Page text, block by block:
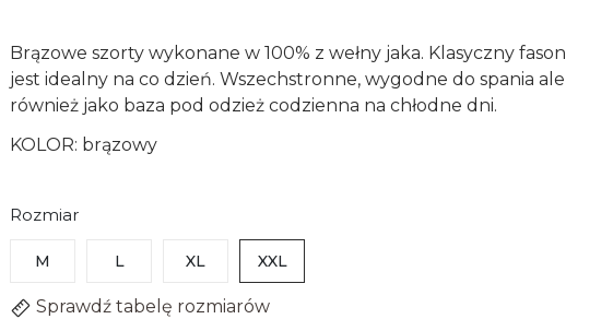
Brązowe szorty wykonane w 100% z wełny jaka. Klasyczny fason
jest idealny na co dzień. Wszechstronne, wygodne do spania ale
również jako baza pod odzież codzienna na chłodne dni.
KOLOR: brązowy
Rozmiar
M L XL XXL
Sprawdź tabelę rozmiarów